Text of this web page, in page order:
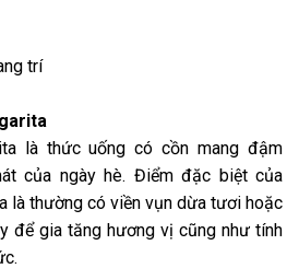
trí
là thức uống có cồn mang đậm
của ngày hè. Điểm đặc biệt của
là thường có viền vụn dừa tươi hoặc
để gia tăng hương vị cũng như tính